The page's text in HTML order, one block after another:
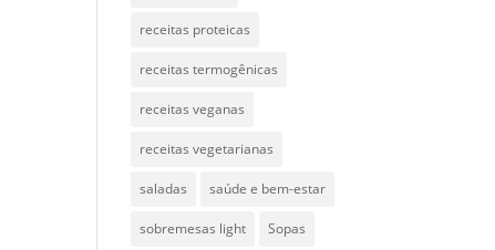
receitas proteicas
receitas termogênicas
receitas veganas
receitas vegetarianas
saladas saúde e bem-estar
sobremesas light Sopas